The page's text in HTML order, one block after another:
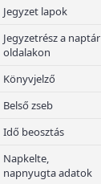
Jegyzet lapok
Jegyzetrész a naptár
oldalakon
Könyvjelző
Belső zseb
Idő beosztás
Napkelte,
napnyugta adatok